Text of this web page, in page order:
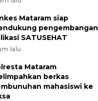
Mataram siap
pengembangan
SATUSEHAT
lalu
Mataram
berkas
mahasiswi ke